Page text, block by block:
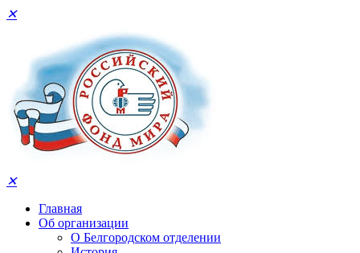
✕
✕
Главная
Об организации
О Белгородском отделении